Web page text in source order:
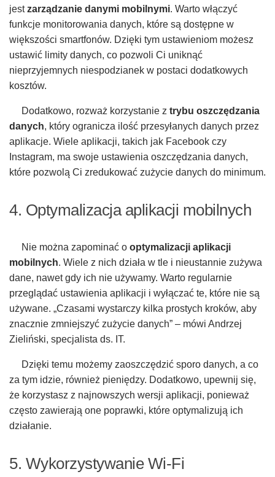
jestzarządzanie danymi mobilnymi. Warto włączyć
funkcje monitorowania danych, które są dostępne w
większości smartfonów. Dzięki tym ustawieniom możesz
ustawić limity danych, co pozwoli Ci uniknąć
nieprzyjemnych niespodzianek w postaci dodatkowych
kosztów.
Dodatkowo, rozważ korzystanie z trybu oszczędzania
danych, który ogranicza ilość przesyłanych danych przez
aplikacje. Wiele aplikacji, takich jak Facebook czy
Instagram, ma swoje ustawienia oszczędzania danych,
które pozwolą Ci zredukować zużycie danych do minimum.
4. Optymalizacja aplikacji mobilnych
Nie można zapominać o optymalizacji aplikacji
mobilnych. Wiele z nich działa w tle i nieustannie zużywa
dane, nawet gdy ich nie używamy. Warto regularnie
przeglądać ustawienia aplikacji i wyłączać te, które nie są
używane. „Czasami wystarczy kilka prostych kroków, aby
znacznie zmniejszyć zużycie danych” – mówi Andrzej
Zieliński, specjalista ds. IT.
Dzięki temu możemy zaoszczędzić sporo danych, a co
za tym idzie, również pieniędzy. Dodatkowo, upewnij się,
że korzystasz z najnowszych wersji aplikacji, ponieważ
często zawierają one poprawki, które optymalizują ich
działanie.
5. Wykorzystywanie Wi-Fi